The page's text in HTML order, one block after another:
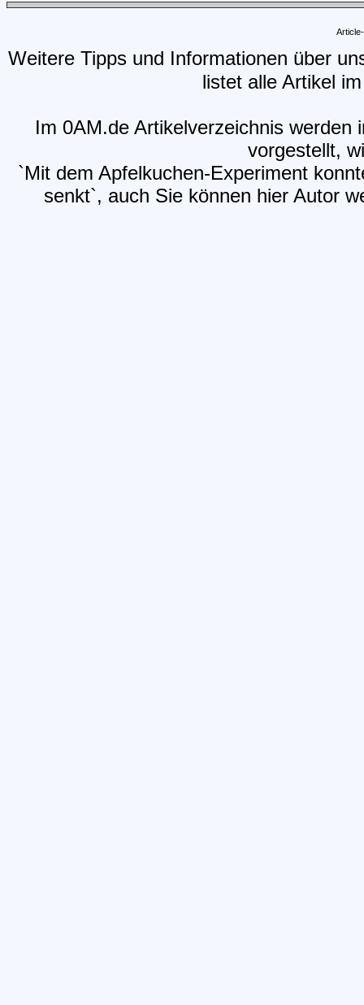
Weitere Tipps und Informationen über
listet alle Artikel
Im 0AM.de Artikelverzeichnis
vorgestellt,
`Mit dem Apfelkuchen-Experiment
senkt`, auch Sie können hier Autor